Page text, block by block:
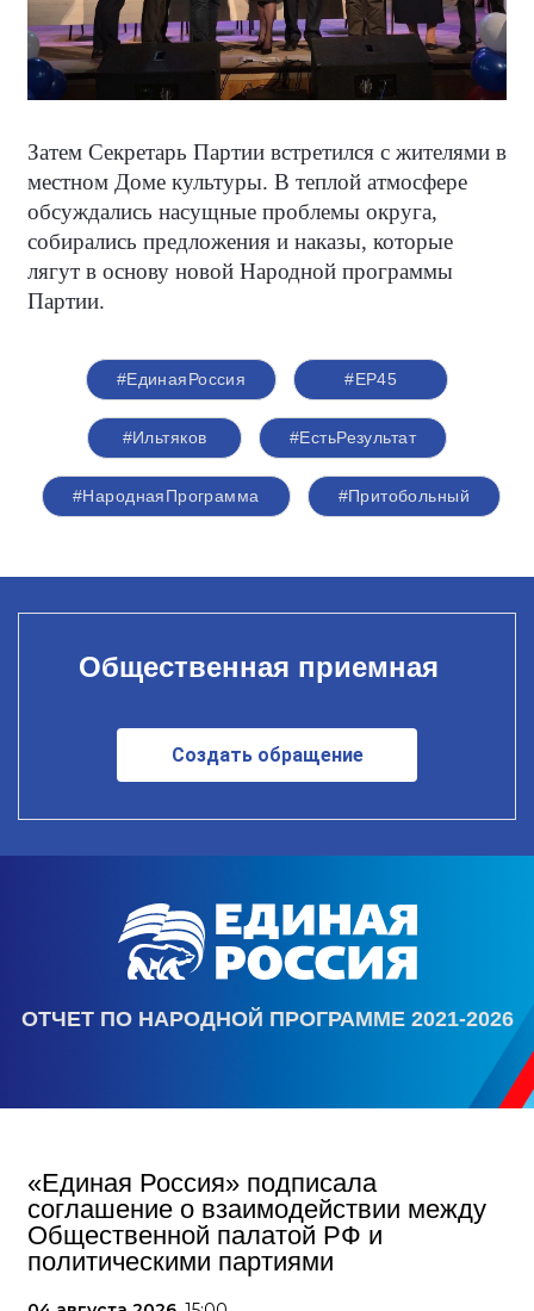
Затем Секретарь Партии встретился с жителями в
местном Доме культуры. В теплой атмосфере
обсуждались насущные проблемы округа,
собирались предложения и наказы, которые
лягут в основу новой Народной программы
Партии.
#‎ЕдинаяРоссия #ЕР45
#Ильтяков #ЕстьРезультат
#НароднаяПрограмма #Притобольный
Общественная приемная
Создать обращение
ОТЧЕТ ПО НАРОДНОЙ ПРОГРАММЕ 2021-2026
«Единая Россия» подписала
соглашение о взаимодействии между
Общественной палатой РФ и
политическими партиями